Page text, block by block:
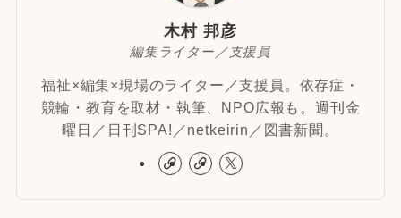
木村 邦彦
編集ライター／支援員
福祉×編集×現場のライター／支援員。依存症・
競輪・教育を取材・執筆、NPO広報も。週刊金
曜日／日刊SPA!／netkeirin／図書新聞。